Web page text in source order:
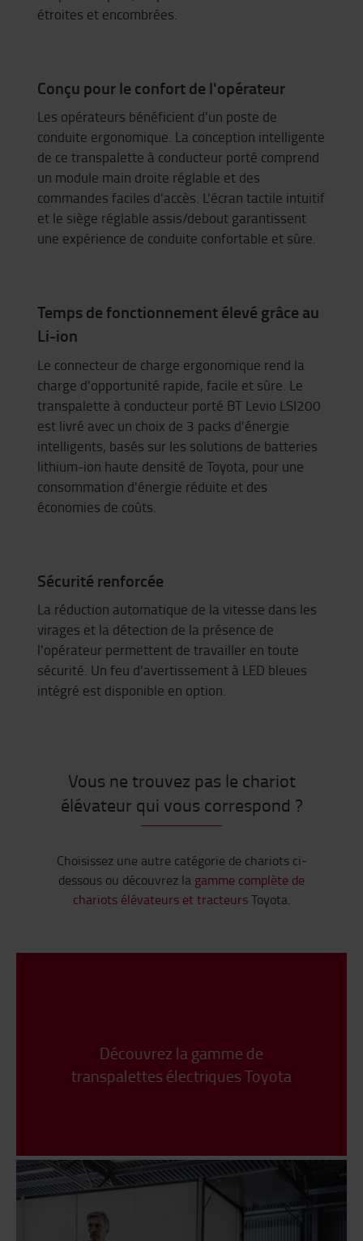
étroites et encombrées.
Conçu pour le confort de l'opérateur
Les opérateurs bénéficient d'un poste de
conduite ergonomique. La conception intelligente
de ce transpalette à conducteur porté comprend
un module main droite réglable et des
commandes faciles d'accès. L'écran tactile intuitif
et le siège réglable assis/debout garantissent
une expérience de conduite confortable et sûre.
Temps de fonctionnement élevé grâce au
Li-ion
Le connecteur de charge ergonomique rend la
charge d'opportunité rapide, facile et sûre. Le
transpalette à conducteur porté BT Levio LSI200
est livré avec un choix de 3 packs d'énergie
intelligents, basés sur les solutions de batteries
lithium-ion haute densité de Toyota, pour une
consommation d'énergie réduite et des
économies de coûts.
Sécurité renforcée
La réduction automatique de la vitesse dans les
virages et la détection de la présence de
l'opérateur permettent de travailler en toute
sécurité. Un feu d'avertissement à LED bleues
intégré est disponible en option.
Vous ne trouvez pas le chariot
élévateur qui vous correspond ?
Choisissez une autre catégorie de chariots ci-
dessous ou découvrez la gamme complète de
chariots élévateurs et tracteursToyota.
Découvrez la gamme de
transpalettes électriques Toyota